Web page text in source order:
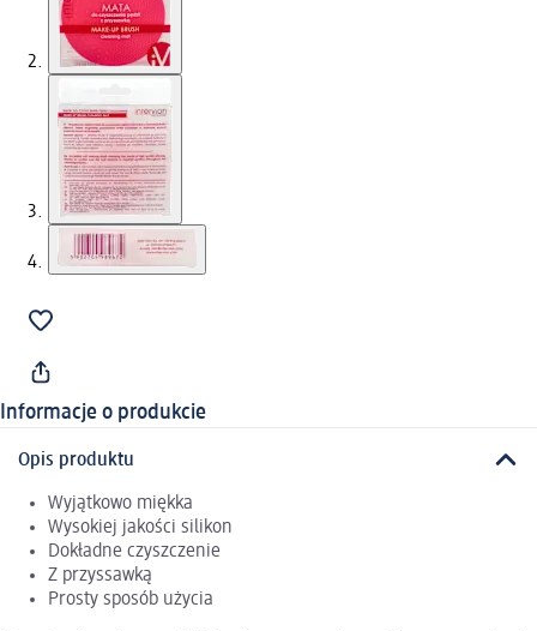
Informacje o produkcie
Opis produktu
Wyjątkowo miękka
Wysokiej jakości silikon
Dokładne czyszczenie
Z przyssawką
Prosty sposób użycia